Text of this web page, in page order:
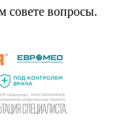
совете вопросы.